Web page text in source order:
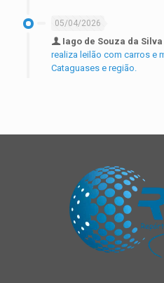
05/04/2026
Iago de Souza da Silva
realiza leilão com carros e
Cataguases e região.